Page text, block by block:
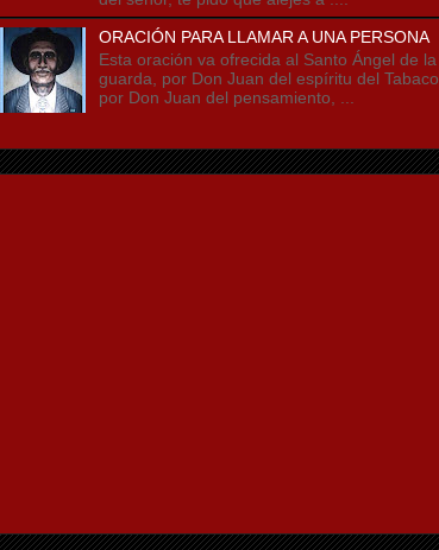
ORACIÓN PARA LLAMAR A UNA PERSONA
Esta oración va ofrecida al Santo Ángel de la
guarda, por Don Juan del espíritu del Tabaco,
por Don Juan del pensamiento, ...